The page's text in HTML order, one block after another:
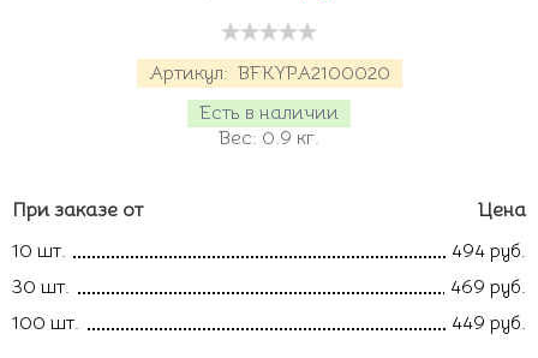
Артикул: BFKYPA2100020
Есть в наличии
Вес: 0.9 кг.
При заказе от
Цена
10 шт.
494 руб.
30 шт.
469 руб.
100 шт.
449 руб.